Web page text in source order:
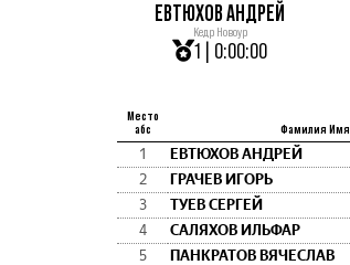
ЕВТЮХОВ АНДРЕЙ
Кедр Новоур
1 | 0:00:00
Место
абс
Фамилия Имя
1 ЕВТЮХОВ АНДРЕЙ
2
ГРАЧЕВ ИГОРЬ
3
ТУЕВ СЕРГЕЙ
4
САЛЯХОВ ИЛЬФАР
5
ПАНКРАТОВ ВЯЧЕСЛАВ